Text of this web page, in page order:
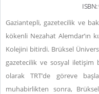
Gaziantepli, gazetecilik ve
kökenli Nezahat Alemdar’ın
Kolejini bitirdi. Brüksel
gazetecilik ve sosyal iletişim
olarakTRT’de göreve
muhabirlikten sonra,